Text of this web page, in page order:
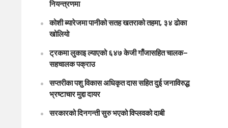
नियन्त्रणमा
कोशी ब्यारेजमा पानीको सतह खतराको तहमा, ३४ ढोका
खोलियो
ट्रकमा लुकाइ ल्याएको ६४७ केजी गाँजासहित चालक–
सहचालक पक्राउ
सप्तरीका पशु विकास अधिकृत दास सहित दुई जनाविरुद्ध
भ्रष्टाचार मुद्दा दायर
सरकारको दिनगन्ती सुरु भएको विप्लवको दाबी